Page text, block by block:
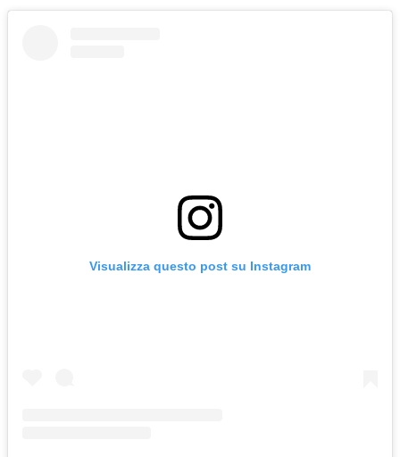
Visualizza questo post su Instagram